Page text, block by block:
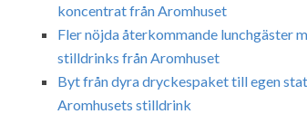
koncentrat från Aromhuset
Fler nöjda återkommande lunchgäster
stilldrinks från Aromhuset
Byt från dyra dryckespaket till egen
Aromhusets stilldrink